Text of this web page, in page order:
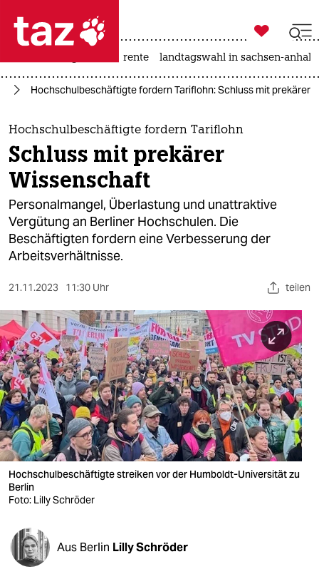
 taz zahl ich
taz zahl ich
themen
politik
öko
gesellschaft
kultur
sport
berlin
nord
wahrheit
verlag
verlag
veranstaltungen
shop
fragen & hilfe
unterstützen

taz zahl ich
rente landtagswahl in sachsen-anhalt
Hochschulbeschäftigte fordern Tariflohn: Schluss mit prekärer
Hochschulbeschäftigte fordern Tariflohn
Schluss mit prekärer
Wissenschaft
Personalmangel, Überlastung und unattraktive
Vergütung an Berliner Hochschulen. Die
Beschäftigten fordern eine Verbesserung der
Arbeitsverhältnisse.
21.11.2023 11:30 Uhr teilen
Hochschulbeschäftigte streiken vor der Humboldt-Universität zu
Berlin
Foto: Lilly Schröder
Aus Berlin Lilly Schröder